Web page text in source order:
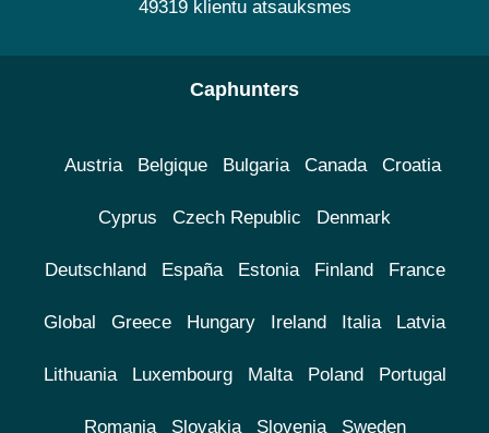
49319 klientu atsauksmes
Caphunters
Austria Belgique Bulgaria Canada Croatia
Cyprus Czech Republic Denmark
Deutschland España Estonia Finland France
Global Greece Hungary Ireland Italia Latvia
Lithuania Luxembourg Malta Poland Portugal
Romania Slovakia Slovenia Sweden